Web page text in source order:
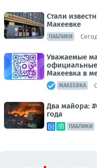
Стали
Макеевке
ПАБЛИКИ
Уважаемые
официальные
Макеевка в
МАКЕЕВКА
Два майора:
года
ПАБЛИКИ